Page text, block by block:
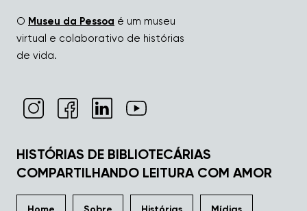
O Museu da Pessoa é um museu
virtual e colaborativo de histórias
de vida.
HISTÓRIAS DE BIBLIOTECÁRIAS
COMPARTILHANDO LEITURA COM AMOR